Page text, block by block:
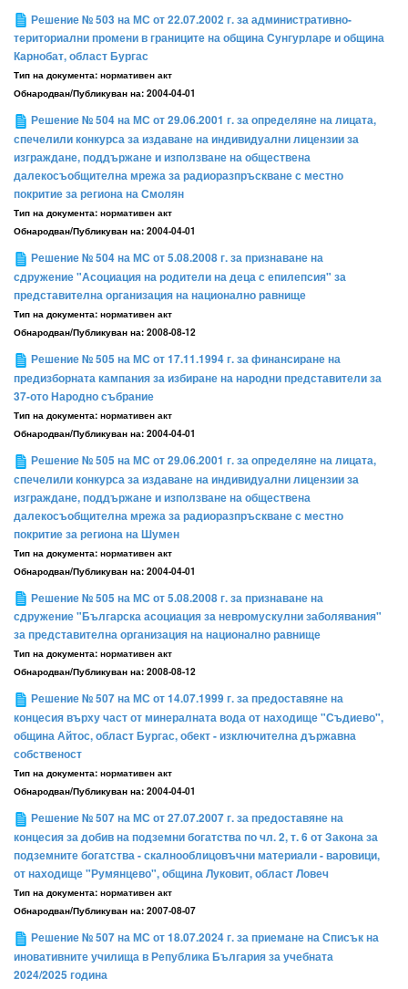
Решение № 503 на МС от 22.07.2002 г. за административно-
териториални промени в границите на община Сунгурларе и община
Карнобат, област Бургас
Тип на документа: нормативен акт
Обнародван/Публикуван на: 2004-04-01
Решение № 504 на МС от 29.06.2001 г. за определяне на лицата,
спечелили конкурса за издаване на индивидуални лицензии за
изграждане, поддържане и използване на обществена
далекосъобщителна мрежа за радиоразпръскване с местно
покритие за региона на Смолян
Тип на документа: нормативен акт
Обнародван/Публикуван на: 2004-04-01
Решение № 504 на МС от 5.08.2008 г. за признаване на
сдружение "Асоциация на родители на деца с епилепсия" за
представителна организация на национално равнище
Тип на документа: нормативен акт
Обнародван/Публикуван на: 2008-08-12
Решение № 505 на МС от 17.11.1994 г. за финансиране на
предизборната кампания за избиране на народни представители за
37-ото Народно събрание
Тип на документа: нормативен акт
Обнародван/Публикуван на: 2004-04-01
Решение № 505 на МС от 29.06.2001 г. за определяне на лицата,
спечелили конкурса за издаване на индивидуални лицензии за
изграждане, поддържане и използване на обществена
далекосъобщителна мрежа за радиоразпръскване с местно
покритие за региона на Шумен
Тип на документа: нормативен акт
Обнародван/Публикуван на: 2004-04-01
Решение № 505 на МС от 5.08.2008 г. за признаване на
сдружение "Българска асоциация за невромускулни заболявания"
за представителна организация на национално равнище
Тип на документа: нормативен акт
Обнародван/Публикуван на: 2008-08-12
Решение № 507 на МС от 14.07.1999 г. за предоставяне на
концесия върху част от минералната вода от находище "Съдиево",
община Айтос, област Бургас, обект - изключителна държавна
собственост
Тип на документа: нормативен акт
Обнародван/Публикуван на: 2004-04-01
Решение № 507 на МС от 27.07.2007 г. за предоставяне на
концесия за добив на подземни богатства по чл. 2, т. 6 от Закона за
подземните богатства - скалнооблицовъчни материали - варовици,
от находище "Румянцево", община Луковит, област Ловеч
Тип на документа: нормативен акт
Обнародван/Публикуван на: 2007-08-07
Решение № 507 на МС от 18.07.2024 г. за приемане на Списък на
иновативните училища в Република България за учебната
2024/2025 година